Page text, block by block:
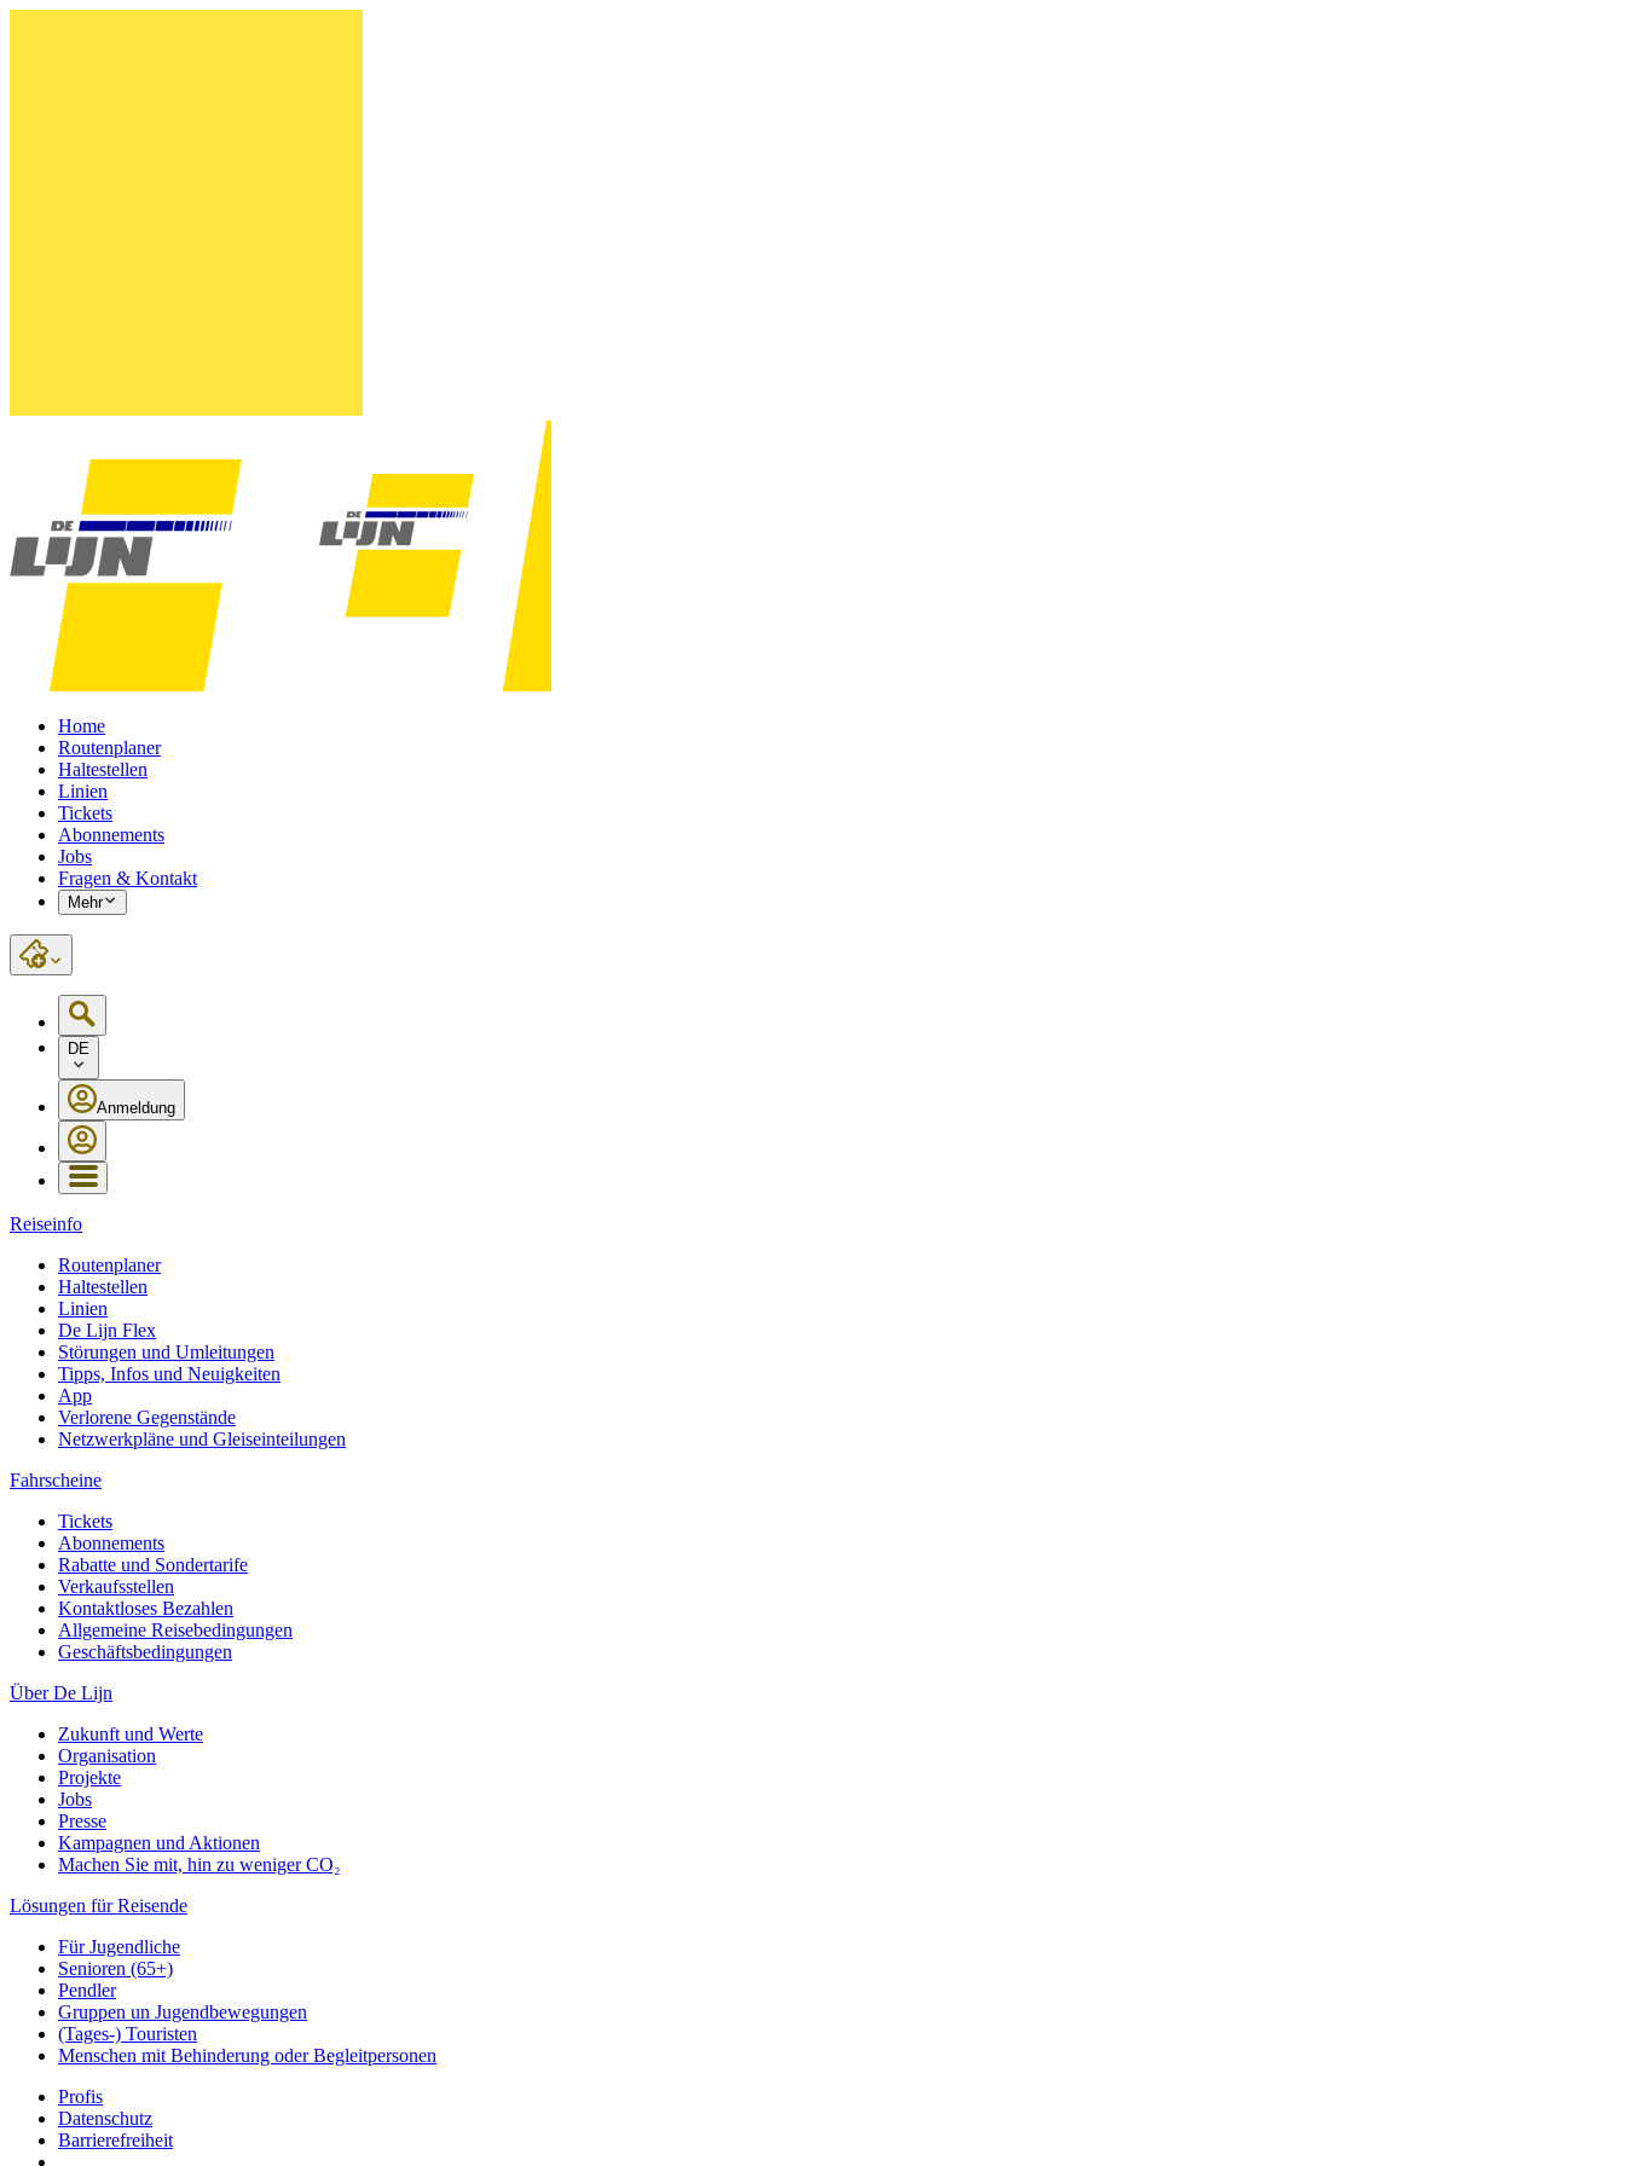
Home
Routenplaner
Haltestellen
Linien
Tickets
Abonnements
Jobs
Fragen & Kontakt
Mehr
DE
Anmeldung
Reiseinfo
Routenplaner
Haltestellen
Linien
De Lijn Flex
Störungen und Umleitungen
Tipps, Infos und Neuigkeiten
App
Verlorene Gegenstände
Netzwerkpläne und Gleiseinteilungen
Fahrscheine
Tickets
Abonnements
Rabatte und Sondertarife
Verkaufsstellen
Kontaktloses Bezahlen
Allgemeine Reisebedingungen
Geschäftsbedingungen
Über De Lijn
Zukunft und Werte
Organisation
Projekte
Jobs
Presse
Kampagnen und Aktionen
Machen Sie mit, hin zu weniger CO₂
Lösungen für Reisende
Für Jugendliche
Senioren (65+)
Pendler
Gruppen un Jugendbewegungen
(Tages-) Touristen
Menschen mit Behinderung oder Begleitpersonen
Profis
Datenschutz
Barrierefreiheit